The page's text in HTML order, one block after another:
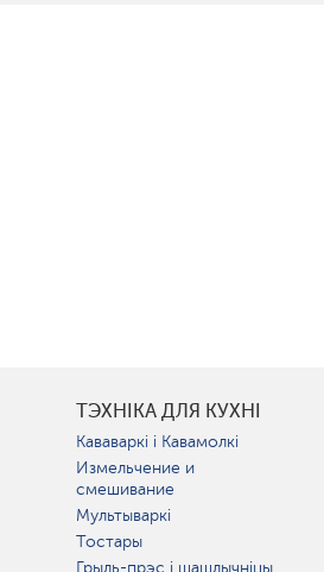
ТЭХНІКА ДЛЯ КУХНІ
Кававаркі і Кавамолкі
Измельчение и
смешивание
Мультываркі
Тостары
Грыль-прэс і шашлычніцы